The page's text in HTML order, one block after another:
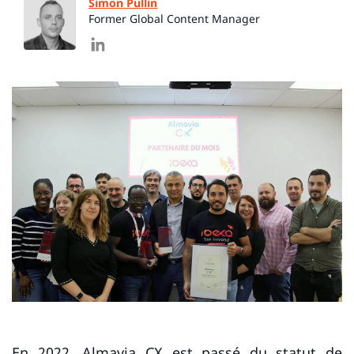
Former Global Content Manager